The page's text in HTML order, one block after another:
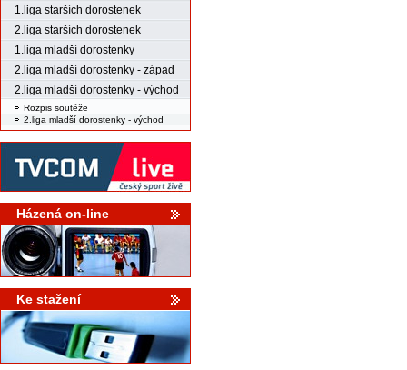
1.liga starších dorostenek
2.liga starších dorostenek
1.liga mladší dorostenky
2.liga mladší dorostenky - západ
2.liga mladší dorostenky - východ
Rozpis soutěže
2.liga mladší dorostenky - východ
Házená on-line
Ke stažení